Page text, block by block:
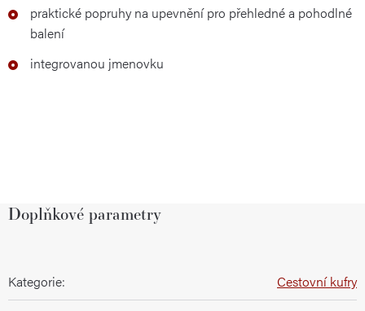
praktické popruhy na upevnění pro přehledné a pohodlné
balení
integrovanou jmenovku
Doplňkové parametry
Kategorie: Cestovní kufry